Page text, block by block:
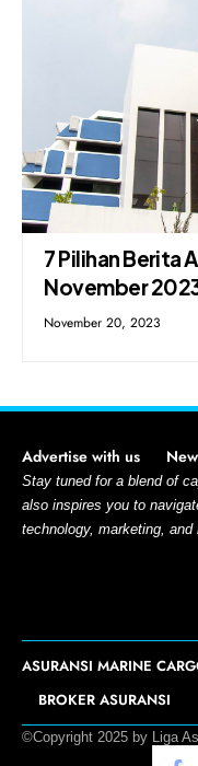
7 Pilihan Berita
November
November 20, 2023
Advertise with us
Stay tuned for a blend of
also inspires you to
technology, marketing,
ASURANSI MARINE
BROKER ASURANSI
©Copyright 2025 by Liga